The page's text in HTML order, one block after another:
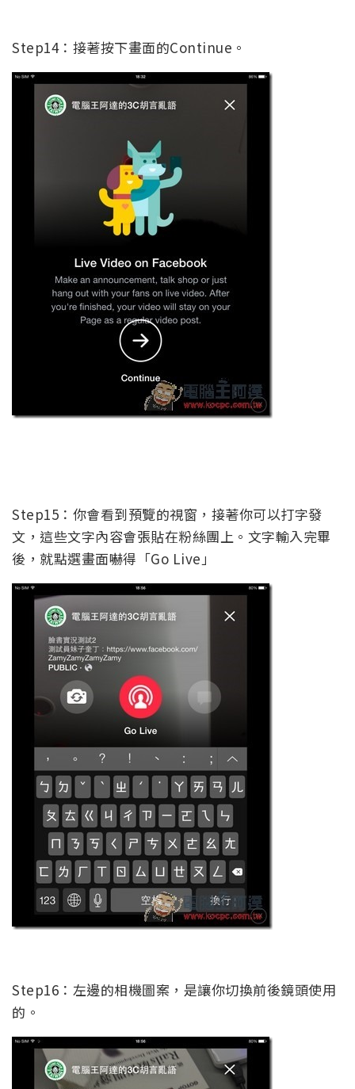
Step14：接著按下畫面的Continue。
Step15：你會看到預覽的視窗，接著你可以打字發
文，這些文字內容會張貼在粉絲團上。文字輸入完畢
後，就點選畫面嚇得「Go Live」
Step16：左邊的相機圖案，是讓你切換前後鏡頭使用
的。